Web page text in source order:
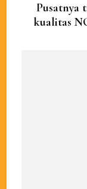
Pusatnya
kualitas